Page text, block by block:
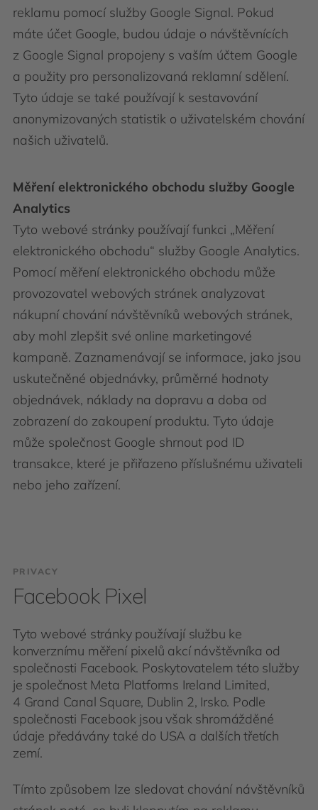
reklamu pomocí služby Google Signal. Pokud
máte účet Google, budou údaje o návštěvnících
z Google Signal propojeny s vaším účtem Google
a použity pro personalizovaná reklamní sdělení.
Tyto údaje se také používají k sestavování
anonymizovaných statistik o uživatelském chování
našich uživatelů.
Měření elektronického obchodu služby Google
Analytics
Tyto webové stránky používají funkci „Měření
elektronického obchodu“ služby Google Analytics.
Pomocí měření elektronického obchodu může
provozovatel webových stránek analyzovat
nákupní chování návštěvníků webových stránek,
aby mohl zlepšit své online marketingové
kampaně. Zaznamenávají se informace, jako jsou
uskutečněné objednávky, průměrné hodnoty
objednávek, náklady na dopravu a doba od
zobrazení do zakoupení produktu. Tyto údaje
může společnost Google shrnout pod ID
transakce, které je přiřazeno příslušnému uživateli
nebo jeho zařízení.
PRIVACY
Facebook Pixel
Tyto webové stránky používají službu ke
konverznímu měření pixelů akcí návštěvníka od
společnosti Facebook. Poskytovatelem této služby
je společnost Meta Platforms Ireland Limited,
4 Grand Canal Square, Dublin 2, Irsko. Podle
společnosti Facebook jsou však shromážděné
údaje předávány také do USA a dalších třetích
zemí.
Tímto způsobem lze sledovat chování návštěvníků